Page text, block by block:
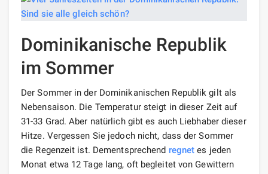
Dominikanische Republik
im Sommer
Der Sommer in der Dominikanischen Republik gilt als
Nebensaison. Die Temperatur steigt in dieser Zeit auf
31-33 Grad. Aber natürlich gibt es auch Liebhaber dieser
Hitze. Vergessen Sie jedoch nicht, dass der Sommer
die Regenzeit ist. Dementsprechend regnet es jeden
Monat etwa 12 Tage lang, oft begleitet von Gewittern